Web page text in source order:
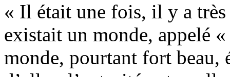
« Il était une fois, il y a
existait un monde, appelé
monde, pourtant fort beau,